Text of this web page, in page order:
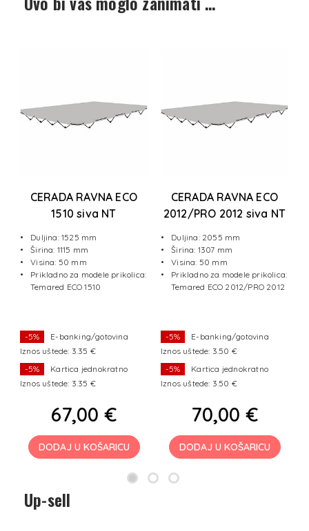
CERADA RAVNA ECO
1510 siva NT
Duljina: 1525 mm
Širina: 1115 mm
Visina: 50 mm
Prikladno za modele prikolica:
Temared ECO 1510
-5%
E-banking/gotovina
Iznos uštede: 3.35 €
-5%
Kartica jednokratno
Iznos uštede: 3.35 €
67,00 €
DODAJ U KOŠARICU
CERADA RAVNA ECO
2012/PRO 2012 siva NT
Duljina: 2055 mm
Širina: 1307 mm
Visina: 50 mm
Prikladno za modele prikolica:
Temared ECO 2012/PRO 2012
-5%
E-banking/gotovina
Iznos uštede: 3.50 €
-5%
Kartica jednokratno
Iznos uštede: 3.50 €
70,00 €
DODAJ U KOŠARICU
Up-sell